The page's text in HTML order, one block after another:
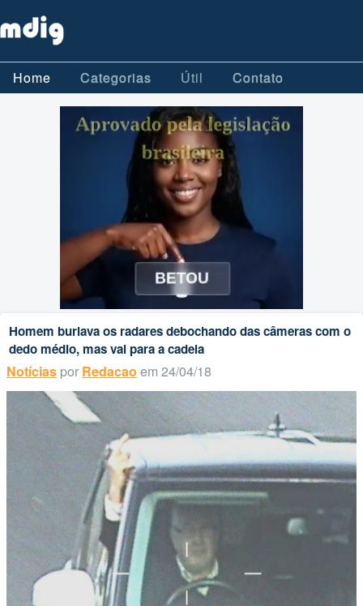
Home Categorias Útil Contato
Homem burlava os radares debochando das câmeras com o
dedo médio, mas vai para a cadeia
Notícias por Redacao em 24/04/18